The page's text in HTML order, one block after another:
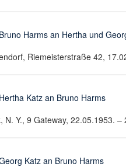
Harms an Hertha und
Riemeisterstraße 42,
Katz an Bruno Harms
N. Y., 9 Gateway, 22.05.1953.
Katz an Bruno Harms